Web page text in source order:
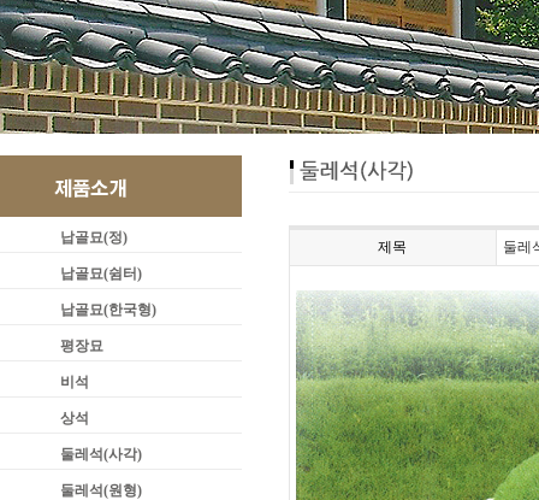
납골묘(정)
납골묘(쉼터)
납골묘(한국형)
평장묘
비석
상석
둘레석(사각)
둘레석(원형)
제목 둘레